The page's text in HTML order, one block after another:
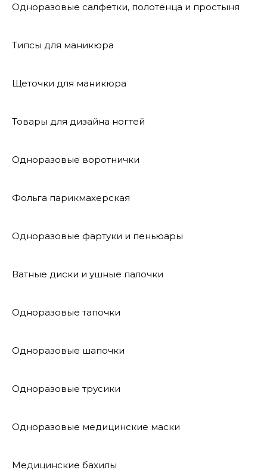
Одноразовые салфетки, полотенца и простыня
Типсы для маникюра
Щеточки для маникюра
Товары для дизайна ногтей
Одноразовые воротнички
Фольга парикмахерская
Одноразовые фартуки и пеньюары
Ватные диски и ушные палочки
Одноразовые тапочки
Одноразовые шапочки
Одноразовые трусики
Одноразовые медицинские маски
Медицинские бахилы